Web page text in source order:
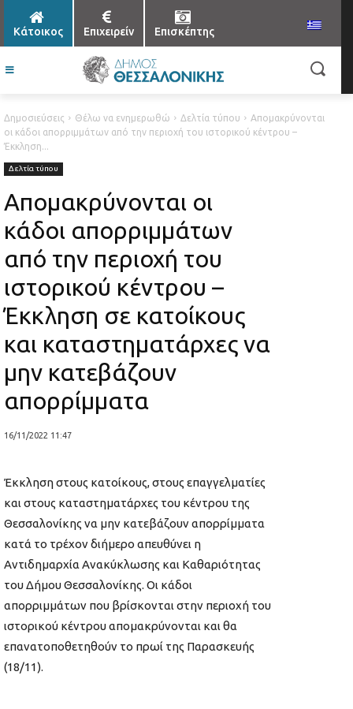
Κάτοικος Επιχειρείν Επισκέπτης
Δημοσιεύσεις Θέλω να ενημερωθώ Δελτία τύπου
Απομακρύνονται
οι κάδοι απορριμμάτων από την περιοχή του ιστορικού κέντρου –
Έκκληση...
Δελτία τύπου
Απομακρύνονται οι
κάδοι απορριμμάτων
από την περιοχή του
ιστορικού κέντρου –
Έκκληση σε κατοίκους
και καταστηματάρχες να
μην κατεβάζουν
απορρίμματα
16/11/2022 11:47
Έκκληση στους κατοίκους, στους επαγγελματίες
και στους καταστηματάρχες του κέντρου της
Θεσσαλονίκης να μην κατεβάζουν απορρίμματα
κατά το τρέχον διήμερο απευθύνει η
Αντιδημαρχία Ανακύκλωσης και Καθαριότητας
του Δήμου Θεσσαλονίκης. Οι κάδοι
απορριμμάτων που βρίσκονται στην περιοχή του
ιστορικού κέντρου απομακρύνονται και θα
επανατοποθετηθούν το πρωί της Παρασκευής
(18/11).